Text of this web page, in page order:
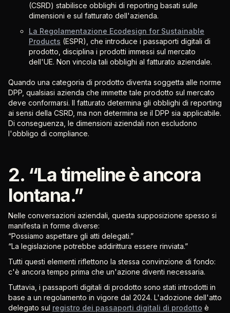
(CSRD) stabilisce obblighi di reporting basati sulle
dimensioni e sul fatturato dell'azienda.
La Regolamentazione Ecodesign for Sustainable
Products (ESPR), che introduce i passaporti digitali di
prodotto, disciplina i prodotti immessi sul mercato
dell'UE. Non vincola tali obblighi al fatturato aziendale.
Quando una categoria di prodotto diventa soggetta alle norme
DPP, qualsiasi azienda che immette tale prodotto sul mercato
deve conformarsi. Il fatturato determina gli obblighi di reporting
ai sensi della CSRD, ma non determina se il DPP sia applicabile.
Di conseguenza, le dimensioni aziendali non escludono
l'obbligo di compliance.
2. “La timeline è ancora
lontana.”
Nelle conversazioni aziendali, questa supposizione spesso si
manifesta in forme diverse:
“Possiamo aspettare gli atti delegati.”
“La legislazione potrebbe addirittura essere rinviata.”
Tutti questi elementi riflettono la stessa convinzione di fondo:
c'è ancora tempo prima che un'azione diventi necessaria.
Tuttavia, i passaporti digitali di prodotto sono stati introdotti in
base a un regolamento in vigore dal 2024. L'adozione dell'atto
delegato sul registro dei passaporti digitali di prodotto è